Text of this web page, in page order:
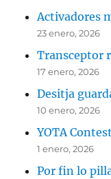
Activadores
23 enero, 2026
Transceptor
17 enero, 2026
Desitja
10 enero, 2026
YOTA
1 enero, 2026
Por fin lo